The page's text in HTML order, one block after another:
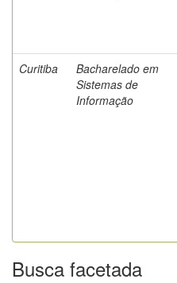
Curitiba
Bacharelado em
Sistemas de
Informação
Busca facetada